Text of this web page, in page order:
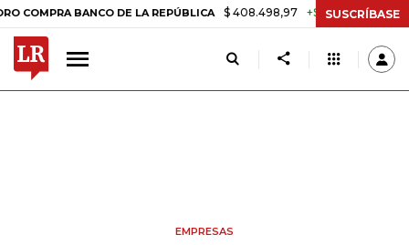
BANCO DE LA REPÚBLICA $ 408.498,97 +$ 8.753,81 +2,19%
SUSCRÍBASE
EMPRESAS